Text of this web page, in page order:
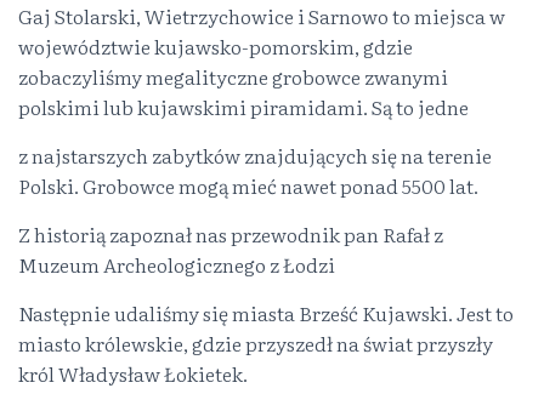
Gaj Stolarski, Wietrzychowice i Sarnowo to miejsca w
województwie kujawsko-pomorskim, gdzie
zobaczyliśmy megalityczne grobowce zwanymi
polskimi lub kujawskimi piramidami. Są to jedne
z najstarszych zabytków znajdujących się na terenie
Polski. Grobowce mogą mieć nawet ponad 5500 lat.
Z historią zapoznał nas przewodnik pan Rafał z
Muzeum Archeologicznego z Łodzi
Następnie udaliśmy się miasta Brześć Kujawski. Jest to
miasto królewskie, gdzie przyszedł na świat przyszły
król Władysław Łokietek.